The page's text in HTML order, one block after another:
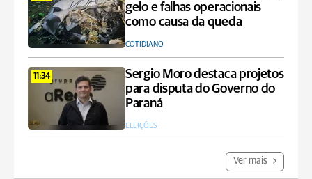
gelo e falhas operacionais
como causa da queda
COTIDIANO
11:34
Sergio Moro destaca projetos
para disputa do Governo do
Paraná
ELEIÇÕES
Ver mais